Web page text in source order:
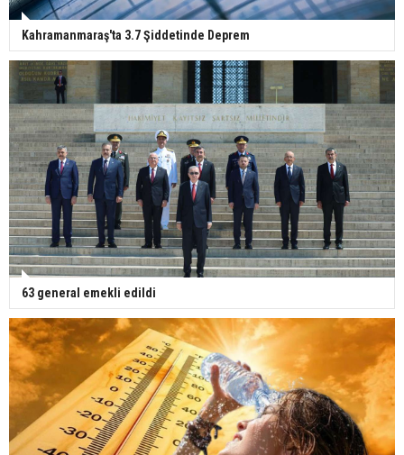
Kahramanmaraş'ta 3.7 Şiddetinde Deprem
63 general emekli edildi